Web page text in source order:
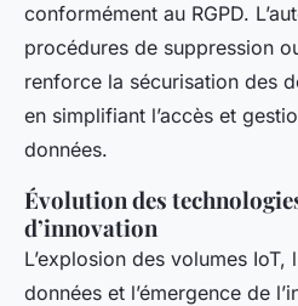
conformément au RGPD.
procédures de suppression
renforce la sécurisation des
en simplifiant l’accès et
données.
Évolution des
d’innovation
L’explosion des volumes IoT,
données et l’émergence de